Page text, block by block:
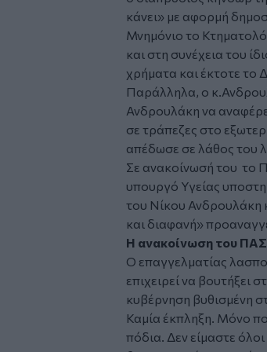
κάνει» με αφορμή
Μνημόνιο το
και στη συνέχεια του
χρήματα και έκτοτε το
Παράλληλα, ο
Ανδρουλάκη να
σε τράπεζες στο
απέδωσε σε λάθος του
Σε ανακοίνωσή του το
υπουργό Υγείας
του Νίκου Ανδρουλάκη
και διαφανή»
Η ανακοίνωση του
Ο επαγγελματίας
επιχειρεί να βουτήξει
κυβέρνηση βυθισμένη
Καμία έκπληξη. Μόνο
πόδια. Δεν είμαστε